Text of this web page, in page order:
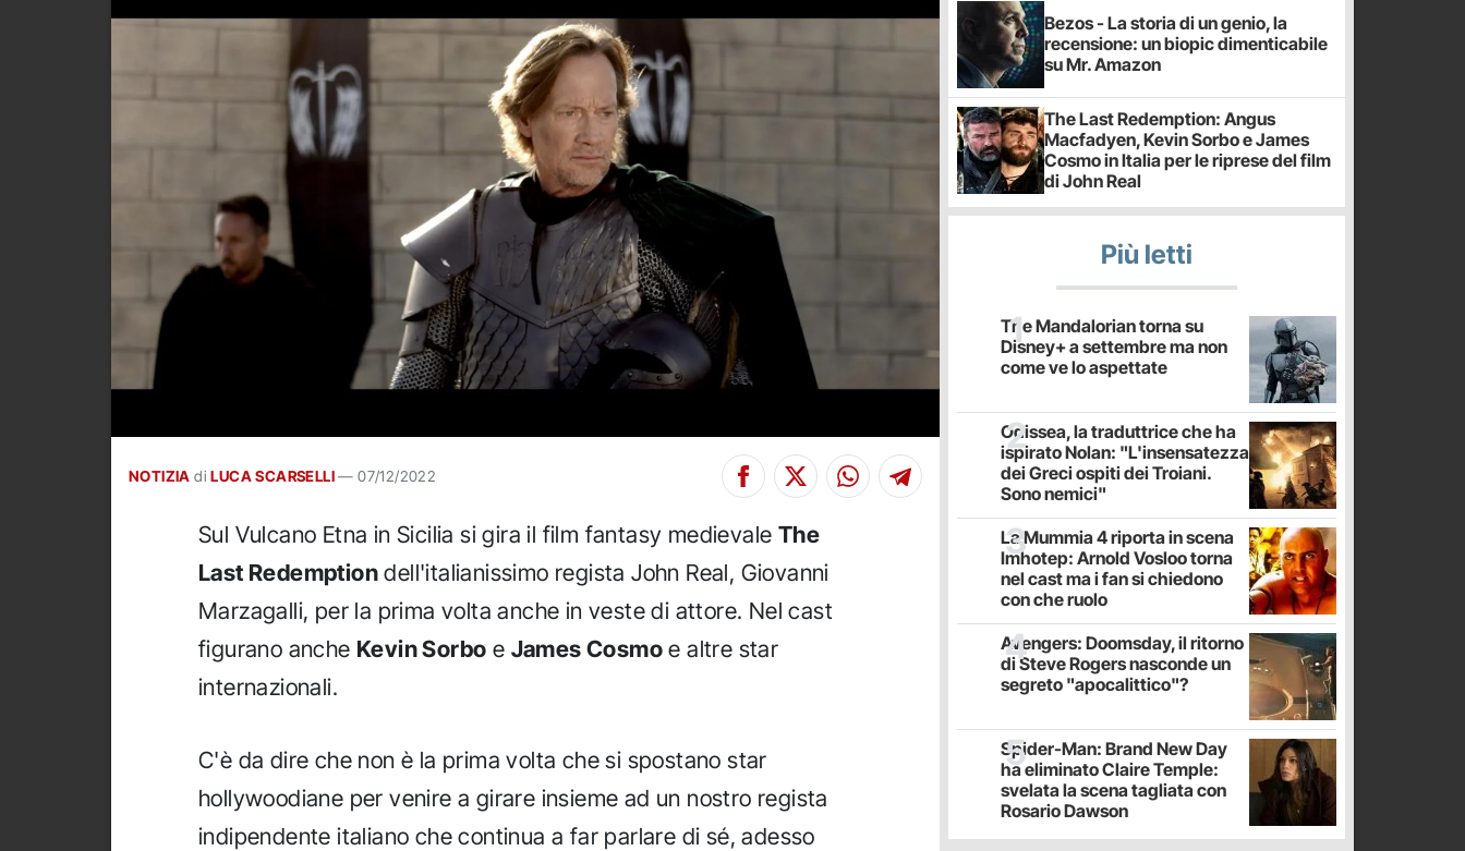
NOTIZIA di LUCA SCARSELLI—07/12/2022
Sul Vulcano Etna in Sicilia si gira il film fantasy medievale The
Last Redemption dell'italianissimo regista John Real, Giovanni
Marzagalli, per la prima volta anche in veste di attore. Nel cast
figurano anche Kevin Sorbo e James Cosmo e altre star
internazionali.
C'è da dire che non è la prima volta che si spostano star
hollywoodiane per venire a girare insieme ad un nostro regista
indipendente italiano che continua a far parlare di sé, adesso
Bezos - La storia di un genio, la
recensione: un biopic dimenticabile
su Mr. Amazon
The Last Redemption: Angus
Macfadyen, Kevin Sorbo e James
Cosmo in Italia per le riprese del film
di John Real
Più letti
The Mandalorian torna su
Disney+ a settembre ma non
come ve lo aspettate
Odissea, la traduttrice che ha
ispirato Nolan: "L'insensatezza
dei Greci ospiti dei Troiani.
Sono nemici"
La Mummia 4 riporta in scena
Imhotep: Arnold Vosloo torna
nel cast ma i fan si chiedono
con che ruolo
Avengers: Doomsday, il ritorno
di Steve Rogers nasconde un
segreto "apocalittico"?
Spider-Man: Brand New Day
ha eliminato Claire Temple:
svelata la scena tagliata con
Rosario Dawson